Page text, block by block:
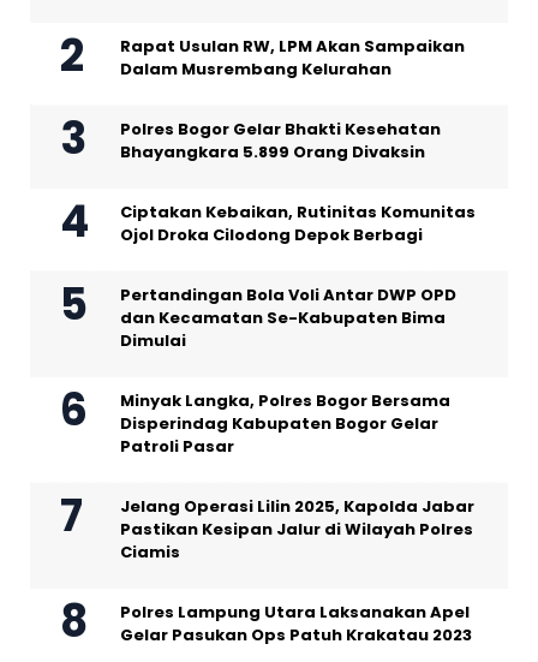
Rapat Usulan RW, LPM Akan Sampaikan
Dalam Musrembang Kelurahan
Polres Bogor Gelar Bhakti Kesehatan
Bhayangkara 5.899 Orang Divaksin
Ciptakan Kebaikan, Rutinitas Komunitas
Ojol Droka Cilodong Depok Berbagi
Pertandingan Bola Voli Antar DWP OPD
dan Kecamatan Se-Kabupaten Bima
Dimulai
Minyak Langka, Polres Bogor Bersama
Disperindag Kabupaten Bogor Gelar
Patroli Pasar
Jelang Operasi Lilin 2025, Kapolda Jabar
Pastikan Kesipan Jalur di Wilayah Polres
Ciamis
Polres Lampung Utara Laksanakan Apel
Gelar Pasukan Ops Patuh Krakatau 2023